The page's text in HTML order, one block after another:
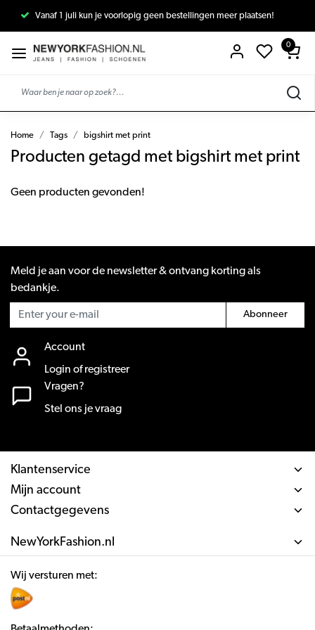
Vanaf 1 juli kun je voorlopig geen bestellingen meer plaatsen!
0
Home Tags bigshirt met print
Producten getagd met bigshirt met print
Geen producten gevonden!
Meld je aan voor de newsletter & ontvang korting als
bedankje.
Abonneer
Account
Login of registreer
Vragen?
Stel ons je vraag
Klantenservice
Mijn account
Contactgegevens
NewYorkFashion.nl
Wij versturen met: